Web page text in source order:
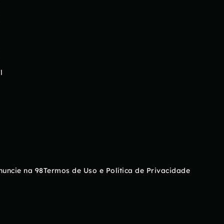
na 98Termos de Uso e Política de Privacidade